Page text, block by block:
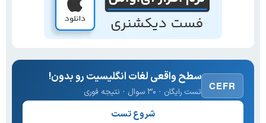
CEFR
سطح واقعی لغات انگلیسیت رو بدون!
تست رایگان · ۳۰ سوال · نتیجه فوری
شروع تست